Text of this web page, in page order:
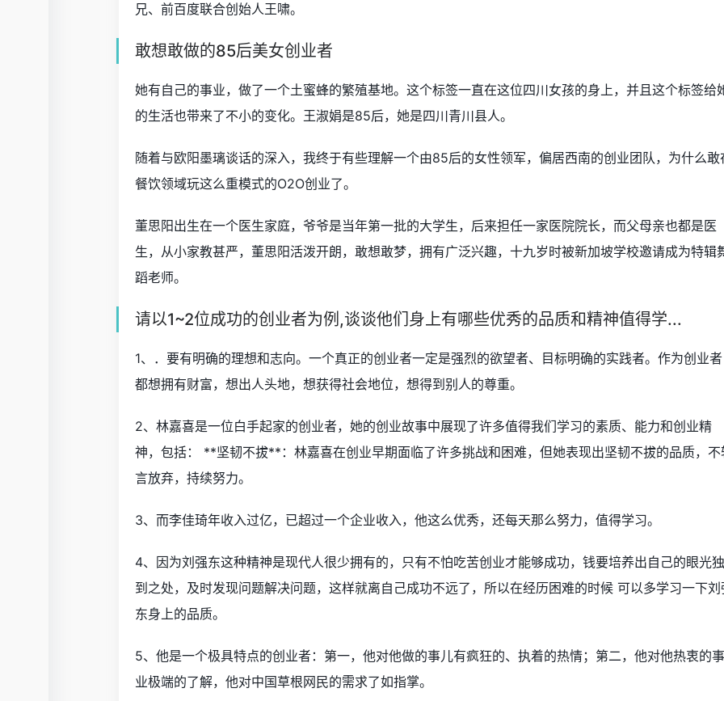
兄、前百度联合创始人王啸。
敢想敢做的85后美女创业者
她有自己的事业，做了一个土蜜蜂的繁殖基地。这个标签一直在这位四川女孩的身上，并且这个标签给
的生活也带来了不小的变化。王淑娟是85后，她是四川青川县人。
随着与欧阳墨璃谈话的深入，我终于有些理解一个由85后的女性领军，偏居西南的创业团队，为什么敢
餐饮领域玩这么重模式的O2O创业了。
董思阳出生在一个医生家庭，爷爷是当年第一批的大学生，后来担任一家医院院长，而父母亲也都是医
生，从小家教甚严，董思阳活泼开朗，敢想敢梦，拥有广泛兴趣，十九岁时被新加坡学校邀请成为特辑
蹈老师。
请以1~2位成功的创业者为例,谈谈他们身上有哪些优秀的品质和精神值得学...
1、．要有明确的理想和志向。一个真正的创业者一定是强烈的欲望者、目标明确的实践者。作为创业
都想拥有财富，想出人头地，想获得社会地位，想得到别人的尊重。
2、林嘉喜是一位白手起家的创业者，她的创业故事中展现了许多值得我们学习的素质、能力和创业精
神，包括： **坚韧不拔**：林嘉喜在创业早期面临了许多挑战和困难，但她表现出坚韧不拔的品质，不
言放弃，持续努力。
3、而李佳琦年收入过亿，已超过一个企业收入，他这么优秀，还每天那么努力，值得学习。
4、因为刘强东这种精神是现代人很少拥有的，只有不怕吃苦创业才能够成功，钱要培养出自己的眼光独
到之处，及时发现问题解决问题，这样就离自己成功不远了，所以在经历困难的时候 可以多学习一下刘
东身上的品质。
5、他是一个极具特点的创业者：第一，他对他做的事儿有疯狂的、执着的热情；第二，他对他热衷的事
业极端的了解，他对中国草根网民的需求了如指掌。